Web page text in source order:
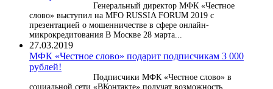
Генеральный директор МФК «Честное
слово» выступил на MFO RUSSIA FORUM 2019 с
презентацией о мошенничестве в сфере онлайн-
микрокредитования В Москве 28 марта...
27.03.2019
МФК «Честное слово» подарит подписчикам 3 000
рублей!
Подписчики МФК «Честное слово» в
социальной сети «ВКонтакте» получат возможность